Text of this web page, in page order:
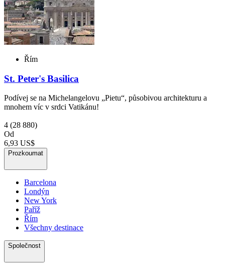
Řím
St. Peter's Basilica
Podívej se na Michelangelovu „Pietu“, působivou architekturu a
mnohem víc v srdci Vatikánu!
4 (28 880)
Od
6,93 US$
Prozkoumat
Barcelona
Londýn
New York
Paříž
Řím
Všechny destinace
Společnost